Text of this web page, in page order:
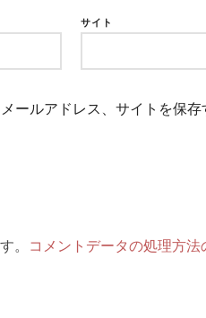
サイト
ールアドレス、サイトを保存
。 コメントデータの処理方法